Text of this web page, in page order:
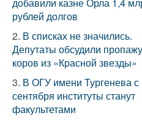
рублей долгов
2. В списках не значились.
Депутаты обсудили пропажу
коров из «Красной звезды»
3. В ОГУ имени Тургенева с
сентября институты станут
факультетами